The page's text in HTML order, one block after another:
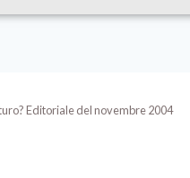
Editoriale del novembre 2004